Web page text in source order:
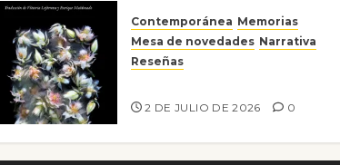
Contemporánea Memorias
Mesa de novedades Narrativa
Reseñas
2 DE JULIO DE 2026 0